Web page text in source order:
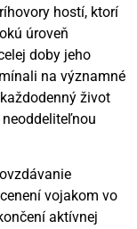
hostí, ktorí
úroveň
doby jeho
na významné
život
vojakom vo
aktívnej